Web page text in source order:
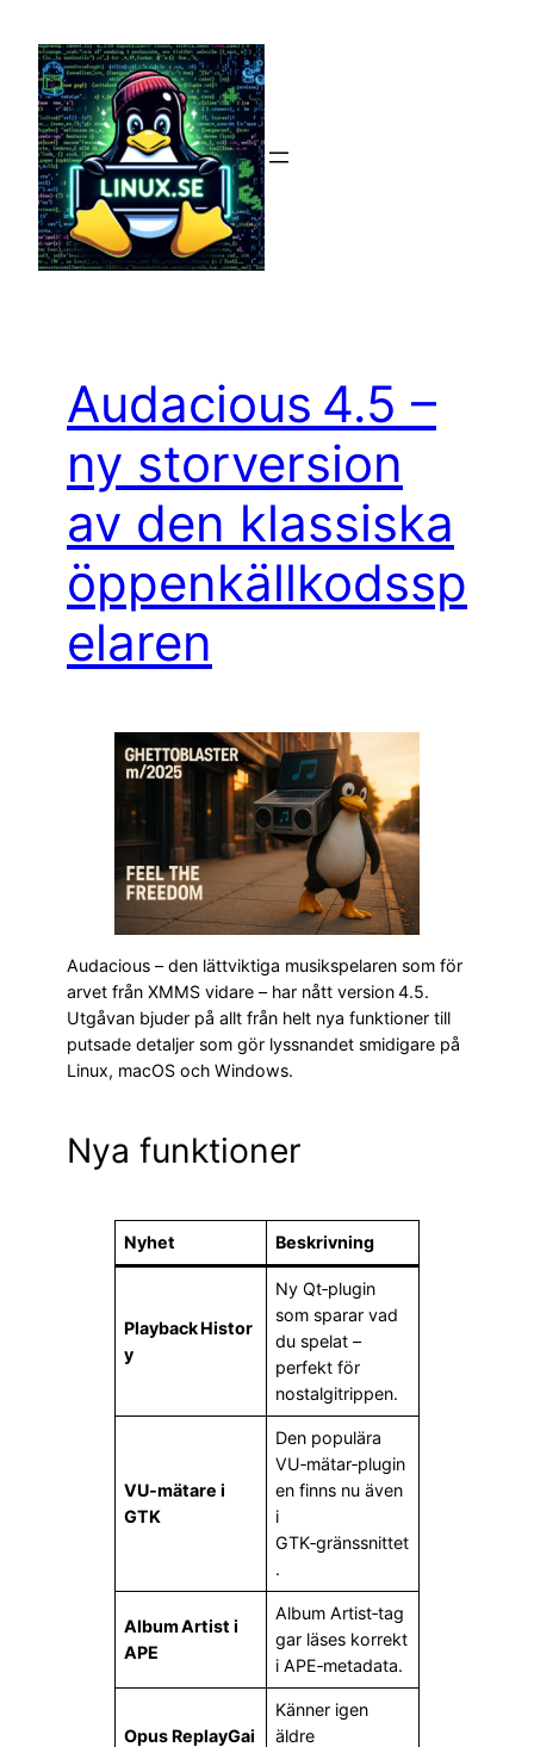
innehåll
Audacious 4.5 –
ny storversion
av den klassiska
öppenkällkodssp
elaren
Audacious – den lättviktiga musikspelaren som för
arvet från XMMS vidare – har nått version 4.5.
Utgåvan bjuder på allt från helt nya funktioner till
putsade detaljer som gör lyssnandet smidigare på
Linux, macOS och Windows.
Nya funktioner
Nyhet Beskrivning
Playback Histor
y
Ny Qt‑plugin
som sparar vad
du spelat –
perfekt för
nostalgitrippen.
VU‑mätare i
GTK
Den populära
VU‑mätar‑plugin
en finns nu även
i
GTK‑gränssnittet
.
Album Artist i
APE
Album Artist‑tag
gar läses korrekt
i APE‑metadata.
Opus ReplayGai
Känner igen
äldre